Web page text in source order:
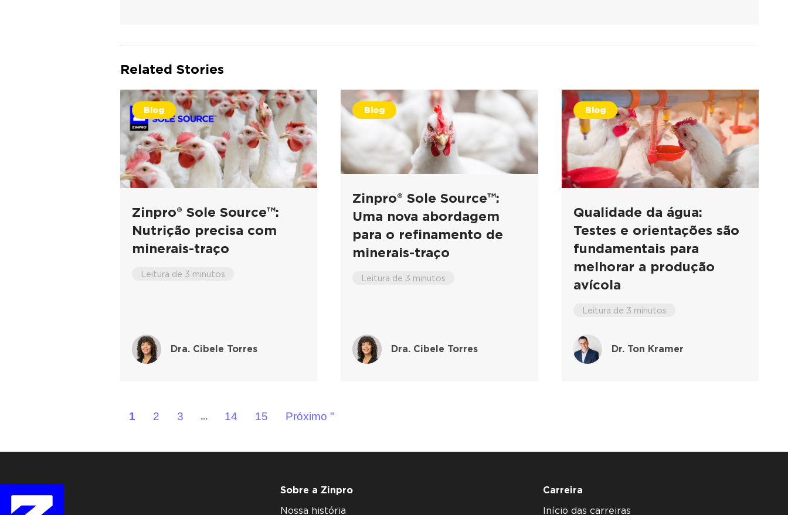
Related Stories
Blog
Zinpro® Sole Source™:
Nutrição precisa com
minerais-traço
Leitura de 3 minutos
Dra. Cibele Torres
Blog
Zinpro® Sole Source™:
Uma nova abordagem
para o refinamento de
minerais-traço
Leitura de 3 minutos
Dra. Cibele Torres
Blog
Qualidade da água:
Testes e orientações são
fundamentais para
melhorar a produção
avícola
Leitura de 3 minutos
Dr. Ton Kramer
1 2 3 ... 14 15 Próximo "
Sobre a Zinpro
Nossa história
Carreira
Início das carreiras